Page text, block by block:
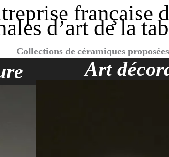
française
d’art de la
Collections de céramiques
Art